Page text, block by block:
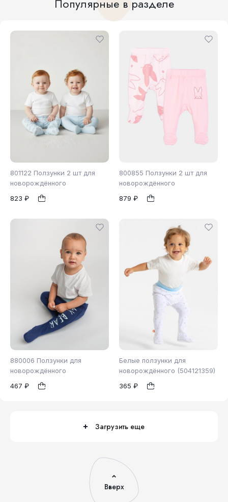
Популярные в разделе
801122 Ползунки 2 шт для
новорождённого
823 ₽
800855 Ползунки 2 шт для
новорождённого
879 ₽
56 62
880006 Ползунки для
новорождённого
467 ₽
62 68
Белые ползунки для
новорождённого (504121359)
365 ₽
68
Загрузить еще
Вверх